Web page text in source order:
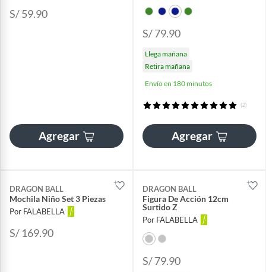
S/ 59.90
Agregar
S/ 79.90
Llega mañana
Retira mañana
Envío en 180 minutos
(2)
Agregar
DRAGON BALL
Mochila Niño Set 3 Piezas
Por FALABELLA
S/ 169.90
DRAGON BALL
Figura De Acción 12cm
Surtido Z
Por FALABELLA
S/ 79.90